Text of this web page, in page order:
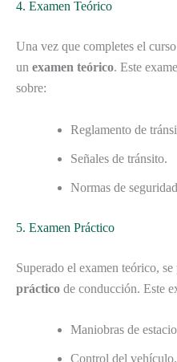
4. Examen Teórico
Una vez que completes el
un examen teórico. Este
sobre:
Reglamento de
Señales de tránsito.
Normas de
5. Examen Práctico
Superado el examen teórico,
práctico de conducción. Este
Maniobras de
Control del vehículo.